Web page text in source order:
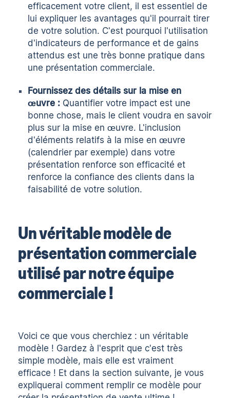
efficacement votre client, il est essentiel de
lui expliquer les avantages qu'il pourrait tirer
de votre solution. C'est pourquoi l'utilisation
d'indicateurs de performance et de gains
attendus est une très bonne pratique dans
une présentation commerciale.
Fournissez des détails sur la mise en
œuvre : Quantifier votre impact est une
bonne chose, mais le client voudra en savoir
plus sur la mise en œuvre. L'inclusion
d'éléments relatifs à la mise en œuvre
(calendrier par exemple) dans votre
présentation renforce son efficacité et
renforce la confiance des clients dans la
faisabilité de votre solution.
Un véritable modèle de
présentation commerciale
utilisé par notre équipe
commerciale !
Voici ce que vous cherchiez : un véritable
modèle ! Gardez à l'esprit que c'est très
simple modèle, mais elle est vraiment
efficace ! Et dans la section suivante, je vous
expliquerai comment remplir ce modèle pour